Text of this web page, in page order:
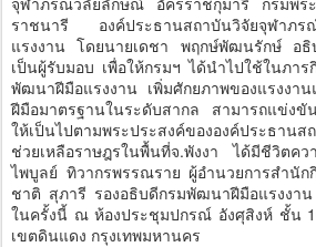
ราชนารี องค์ประธานสถาบันวิจัยจุฬาภ
แรงงาน โดยนายเดชา พฤกษ์พัฒนรักษ์ อธิ
เป็นผู้รับมอบ เพื่อให้กรมฯ ได้นำไปใช้ในภาร
พัฒนาฝีมือแรงงาน เพิ่มศักยภาพของแรงงา
ฝีมือมาตรฐานในระดับสากล สามารถแข่งขั
ให้เป็นไปตามพระประสงค์ขององค์ประธา
ช่วยเหลือราษฎรในพื้นที่จ.พังงา ได้มีชีวิตค
ไพบูลย์ ทิวากรพรรณราย ผู้อำนวยการสำนัก
ชาติ สุภารี รองอธิบดีกรมพัฒนาฝีมือแรงงา
ในครั้งนี้ ณ ห้องประชุมปกรณ์ อังศุสิงห์ ชั้น
เขตดินแดง กรุงเทพมหานคร